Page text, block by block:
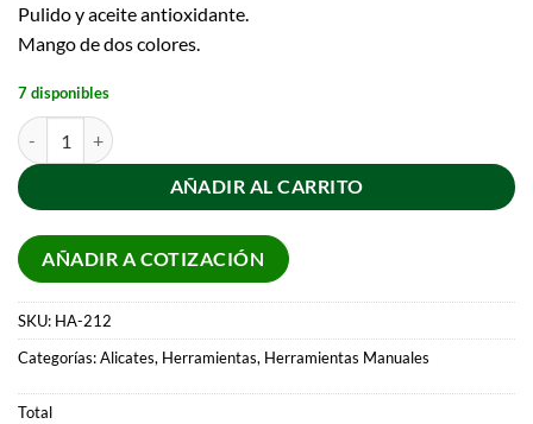
Pulido y aceite antioxidante.
Mango de dos colores.
7 disponibles
AÑADIR AL CARRITO
AÑADIR A COTIZACIÓN
SKU: HA-212
Categorías:Alicates, Herramientas, Herramientas Manuales
Total